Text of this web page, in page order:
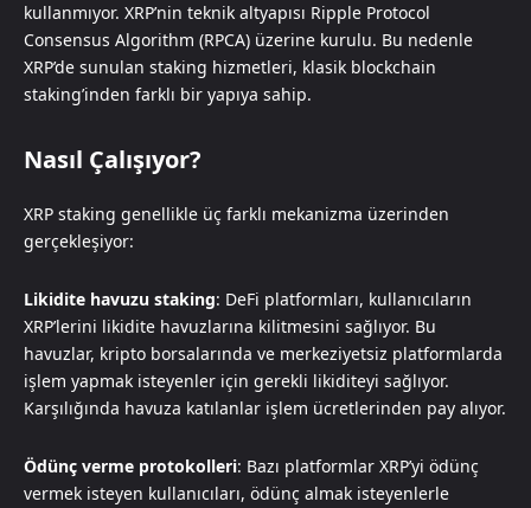
kullanmıyor. XRP’nin teknik altyapısı Ripple Protocol
Consensus Algorithm (RPCA) üzerine kurulu. Bu nedenle
XRP’de sunulan staking hizmetleri, klasik blockchain
staking’inden farklı bir yapıya sahip.
Nasıl Çalışıyor?
XRP staking genellikle üç farklı mekanizma üzerinden
gerçekleşiyor:
Likidite havuzu staking: DeFi platformları, kullanıcıların
XRP’lerini likidite havuzlarına kilitmesini sağlıyor. Bu
havuzlar, kripto borsalarında ve merkeziyetsiz platformlarda
işlem yapmak isteyenler için gerekli likiditeyi sağlıyor.
Karşılığında havuza katılanlar işlem ücretlerinden pay alıyor.
Ödünç verme protokolleri: Bazı platformlar XRP’yi ödünç
vermek isteyen kullanıcıları, ödünç almak isteyenlerle